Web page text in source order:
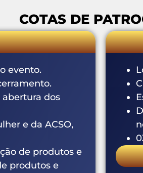
COTAS DE
dos
e da ACSO,
de produtos e
e
no
03